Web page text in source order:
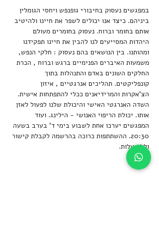
במפגשים נעסוק בחיבורי גופנפש ויחסי הגומלין
ביניהם. כיצד אנו יכולים לשפר את חיינו ולהיטיב
אותם בחומר וברוח. נעסוק בחומרים מעולם
היהדות המסייעים לנו להבין את חיינו תפקידנו
ומהותנו. בין הנושאים בהם נעסוק : חלקי הנפש,
משמעות האיברים הפנימיים ברגש וברוח , הכרת
החלקים השונים באדם והתנהלות בתוך
קונפליקטים. תהליכים אנרגטיים , איזון
הצ'אקרות והמרידיאנים ככלי להתפתחות אישית.
השדה האנרגטי האישי והיכולת שלנו לפעול לאזן
אותו. יכולת הריפוי האנושי - הילינג. ועוד
המפגשים יערכו אחת לשבוע בימי ד' בערב בשעה
20:30. ההשתתפות כרוכה בהרשמה לקבלת קישור
וללא עלות.